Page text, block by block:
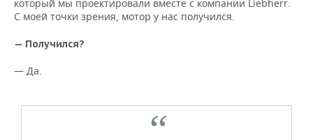
который мы проектировали вместе с компании Liebherr.
С моей точки зрения, мотор у нас получился.
— Получился?
— Да.